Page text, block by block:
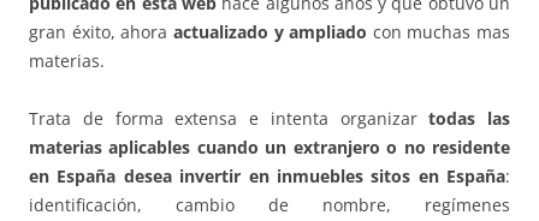
gran éxito, ahora actualizado y ampliado con muchas mas
materias.
Trata de forma extensa e intenta organizartodas las
materias aplicables cuando un extranjero o no residente
en España desea invertir en inmuebles sitos en España:
identificación, cambio de nombre, regímenes